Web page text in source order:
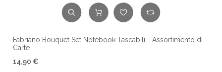
Fabriano Bouquet Set Notebook Tascabili - Assortimento di
Carte
14,90 €